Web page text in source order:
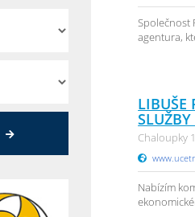
Společnost
agentura,
LIBUŠE
Chaloupky
Nabízím